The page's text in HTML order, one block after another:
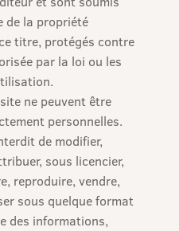
de la propriété
titre, protégés contre
par la loi ou les
ne peuvent être
personnelles.
de modifier,
sous licencier,
reproduire, vendre,
sous quelque format
des informations,